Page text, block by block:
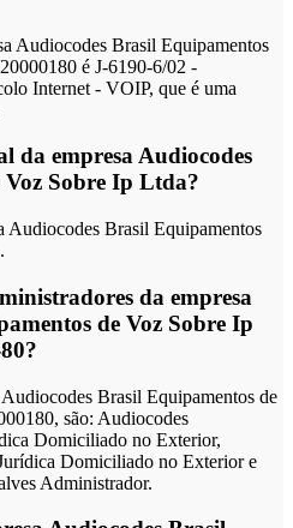
Audiocodes Brasil Equipamentos
é J-6190-6/02 -
Internet - VOIP, que é uma
da empresa Audiocodes
Sobre Ip Ltda?
Audiocodes Brasil Equipamentos
da empresa
de Voz Sobre Ip
Brasil Equipamentos de
são: Audiocodes
Domiciliado no Exterior,
Domiciliado no Exterior e
Administrador.